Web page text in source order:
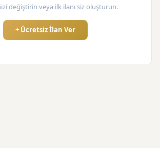
değiştirin veya ilk ilanı siz oluşturun.
+ Ücretsiz İlan Ver